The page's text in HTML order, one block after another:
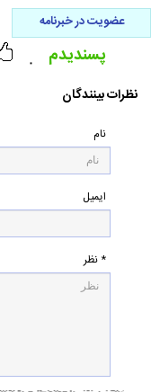
عضویت در خبرنامه
۰ پسندیدم
نظرات بینندگان
نام
ایمیل
* نظر